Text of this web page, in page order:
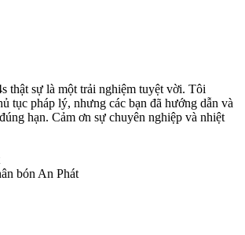
thật sự là một trải nghiệm tuyệt vời. Tôi
tục pháp lý, nhưng các bạn đã hướng dẫn và
hạn. Cảm ơn sự chuyên nghiệp và nhiệt
bón An Phát